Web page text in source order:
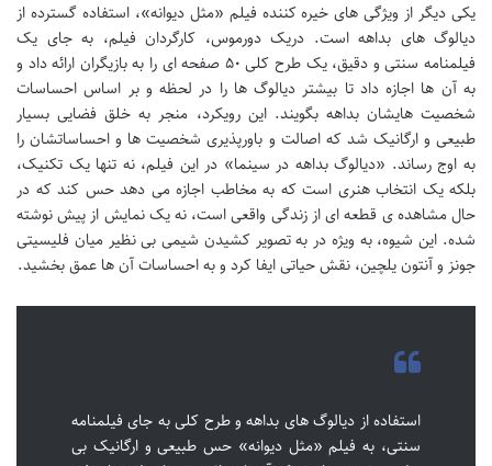
یکی دیگر از ویژگی های خیره کننده فیلم «مثل دیوانه»، استفاده گسترده از
دیالوگ های بداهه است. دریک دورموس، کارگردان فیلم، به جای یک
فیلمنامه سنتی و دقیق، یک طرح کلی ۵۰ صفحه ای را به بازیگران ارائه داد و
به آن ها اجازه داد تا بیشتر دیالوگ ها را در لحظه و بر اساس احساسات
شخصیت هایشان بداهه بگویند. این رویکرد، منجر به خلق فضایی بسیار
طبیعی و ارگانیک شد که اصالت و باورپذیری شخصیت ها و احساساتشان را
به اوج رساند. «دیالوگ بداهه در سینما» در این فیلم، نه تنها یک تکنیک،
بلکه یک انتخاب هنری است که به مخاطب اجازه می دهد حس کند که در
حال مشاهده ی قطعه ای از زندگی واقعی است، نه یک نمایش از پیش نوشته
شده. این شیوه، به ویژه در به تصویر کشیدن شیمی بی نظیر میان فلیسیتی
جونز و آنتون یلچین، نقش حیاتی ایفا کرد و به احساسات آن ها عمق بخشید.
استفاده از دیالوگ های بداهه و طرح کلی به جای فیلمنامه
سنتی، به فیلم «مثل دیوانه» حس طبیعی و ارگانیک بی